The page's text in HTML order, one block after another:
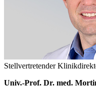
Stellvertretender
Univ.-Prof. Dr. med.